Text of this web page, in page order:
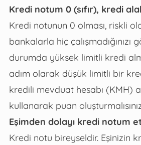
Kredi notum 0 (sıfır), kredi
Kredi notunun 0 olması, riskli
bankalarla hiç çalışmadığınızı
durumda yüksek limitli kredi
adım olarak düşük limitli bir
kredili mevduat hesabı (KMH)
kullanarak puan
Eşimden dolayı kredi notum
Kredi notu bireyseldir. Eşinizin